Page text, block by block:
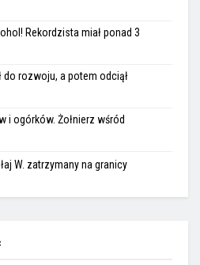
Rekordzista miał ponad 3
do rozwoju, a potem odciął
i ogórków. Żołnierz wśród
W. zatrzymany na granicy